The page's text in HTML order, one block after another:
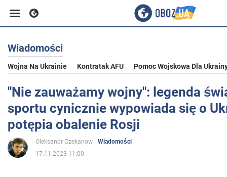
Biznes
Sport
Rozrywka
Życie
Wiadomości
Wojna Na Ukrainie Kontratak AFU Pomoc Wojskowa Dla
"Nie zauważamy wojny": legenda
sportu cynicznie wypowiada się o
potępia obalenie Rosji
Oleksandr Czekanow
Wiadomości
17.11.2023 11:00